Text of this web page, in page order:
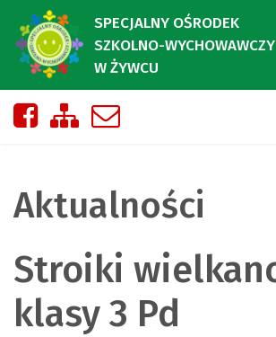
SPECJALNY OŚRODEK
SZKOLNO-WYCHOWAWCZY
W ŻYWCU
Nasza strona na Facebooku
Zobacz mapę strony
Aktualności
Stroiki
klasy 3 Pd